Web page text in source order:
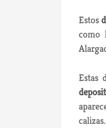
Estos
como
Estas
calizas.